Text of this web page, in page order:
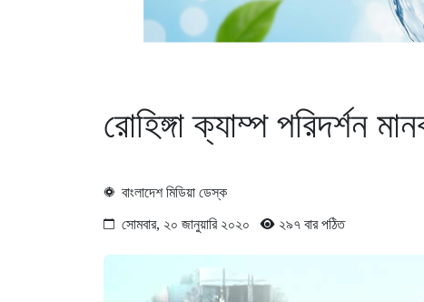
রোহিঙ্গা ক্যাম্প পরিদর্শন
বাংলাদেশ মিডিয়া ডেস্ক
সোমবার, ২০ জানুয়ারি ২০২০ ২৯৭ বার পঠিত